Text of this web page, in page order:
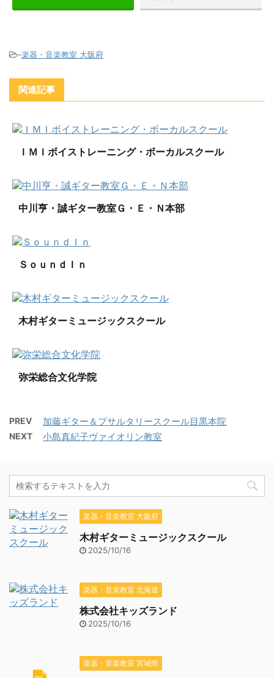
-楽器・音楽教室 大阪府
関連記事
ＩＭＩボイストレーニング・ボーカルスクール
中川亨・誠ギター教室Ｇ・Ｅ・Ｎ本部
ＳｏｕｎｄＩｎ
木村ギターミュージックスクール
弥栄総合文化学院
PREV 加藤ギター＆プサルタリースクール目黒本院
NEXT 小島真紀子ヴァイオリン教室
楽器・音楽教室 大阪府
木村ギターミュージックスクール
2025/10/16
楽器・音楽教室 北海道
株式会社キッズランド
2025/10/16
楽器・音楽教室 宮城県